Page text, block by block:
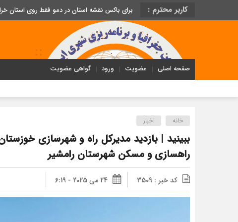
کاربر محترم : برای باکس نقشه استان در دمو فقط روی
صفحه اصلی عضویت ورود گواهی عضویت
خانه اخبار
ببینید | بازدید مدیرکل راه و شهرسازی
راهسازی و مسکن شهرستان رامشیر
کد خبر : 3509 24 می 2025 - 6:19